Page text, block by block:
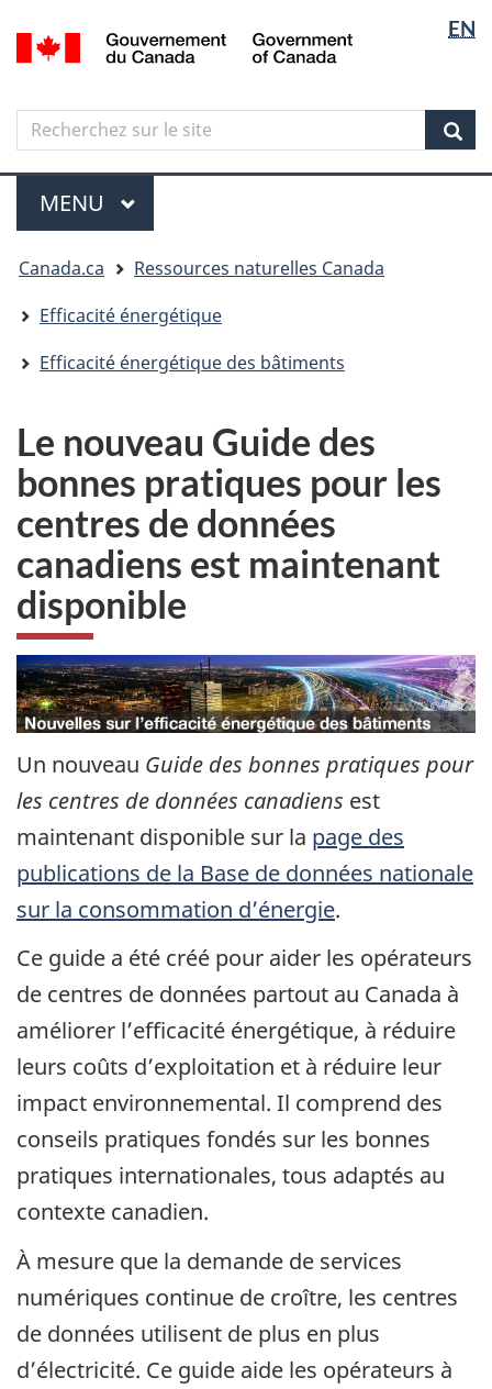
Aller
au
principal
Skip
to
government"
Passer
à
version
simplifiée
langue
EN
Canada
Search
Recherchez
sur
le
site
Menu
MENU PRINCIPAL
êtes
ici
Canada.ca
Ressources naturelles Canada
Efficacité énergétique
Efficacité énergétique des bâtiments
Le nouveau Guide des
bonnes pratiques pour les
centres de données
canadiens est maintenant
disponible
Un nouveau Guide des bonnes pratiques pour
les centres de données canadiens est
maintenant disponible sur la page des
publications de la Base de données nationale
sur la consommation d’énergie.
Ce guide a été créé pour aider les opérateurs
de centres de données partout au Canada à
améliorer l’efficacité énergétique, à réduire
leurs coûts d’exploitation et à réduire leur
impact environnemental. Il comprend des
conseils pratiques fondés sur les bonnes
pratiques internationales, tous adaptés au
contexte canadien.
À mesure que la demande de services
numériques continue de croître, les centres
de données utilisent de plus en plus
d’électricité. Ce guide aide les opérateurs à